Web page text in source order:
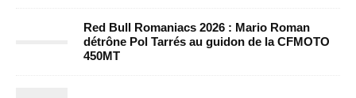
Red Bull Romaniacs 2026 : Mario Roman
détrône Pol Tarrés au guidon de la CFMOTO
450MT